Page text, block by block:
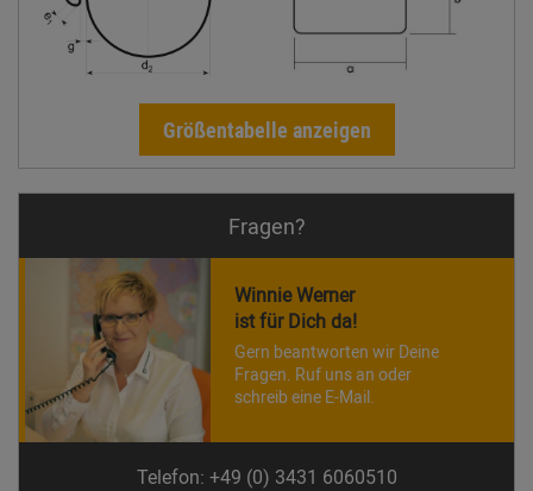
Größentabelle anzeigen
Fragen?
Winnie Werner
ist für Dich da!
Gern beantworten wir Deine
Fragen. Ruf uns an oder
schreib eine E-Mail.
Telefon: +49 (0) 3431 6060510